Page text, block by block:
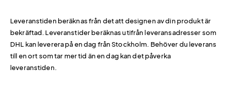
Leveranstiden beräknas från det att designen av din produkt är
bekräftad. Leveranstider beräknas utifrån leveransadresser som
DHL kan leverera på en dag från Stockholm. Behöver du leverans
till en ort som tar mer tid än en dag kan det påverka
leveranstiden.